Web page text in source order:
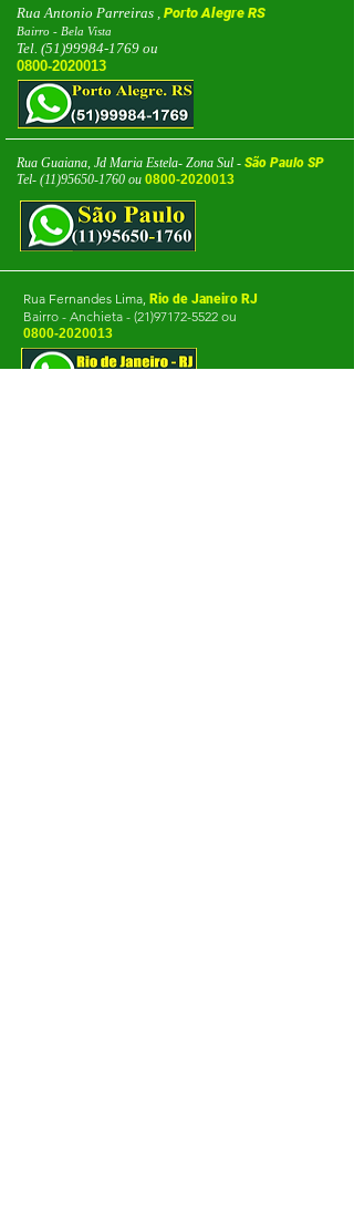
Rua Antonio Parreiras , Porto Alegre RS
Bairro - Bela Vista
Tel. (51)99984-1769 ou
0800-2020013
Rua Guaiana, Jd Maria Estela- Zona Sul - São Paulo SP
Tel- (11)95650-1760 ou 0800-2020013
Rua Fernandes Lima, Rio de Janeiro RJ
Bairro - Anchieta - (21)97172-5522 ou
0800-2020013